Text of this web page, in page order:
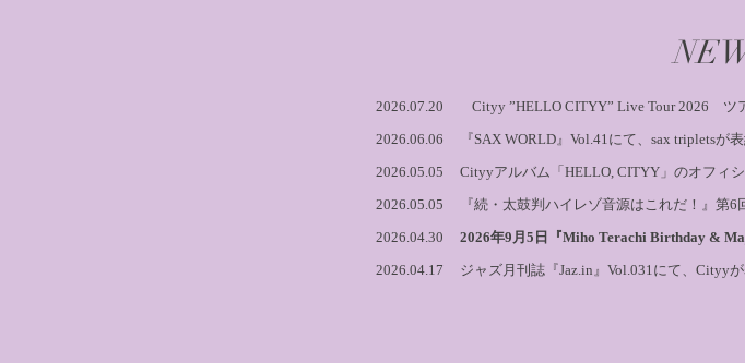
2026.07.20 Cityy ”HELLO CITYY” Live Tour 2026 ツ
2026.06.06
『SAX WORLD』Vol.41にて、sax tripletsが
2026.05.05 Cityyアルバム「HELLO, CITYY」のオフィ
2026.05.05 『続・太鼓判ハイレゾ音源はこれだ！』第6
2026.04.30 2026年9月5日『Miho Terachi Birthday &
2026.04.17 ジャズ月刊誌『Jaz.in』Vol.031にて、Cityy